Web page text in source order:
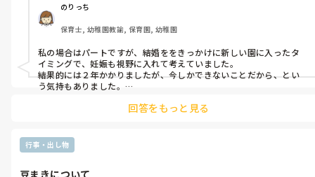
のりっち
保育士, 幼稚園教諭, 保育園, 幼稚園
私の場合はパートですが、結婚ををきっかけに新しい園に入ったタ
イミングで、妊娠も視野に入れて考えていました。
結果的には２年かかりましたが、今しかできないことだから、とい
う気持もありました。
てしまう懸念もありますね。回答をもっと見る
行事・出し物
豆まきについて